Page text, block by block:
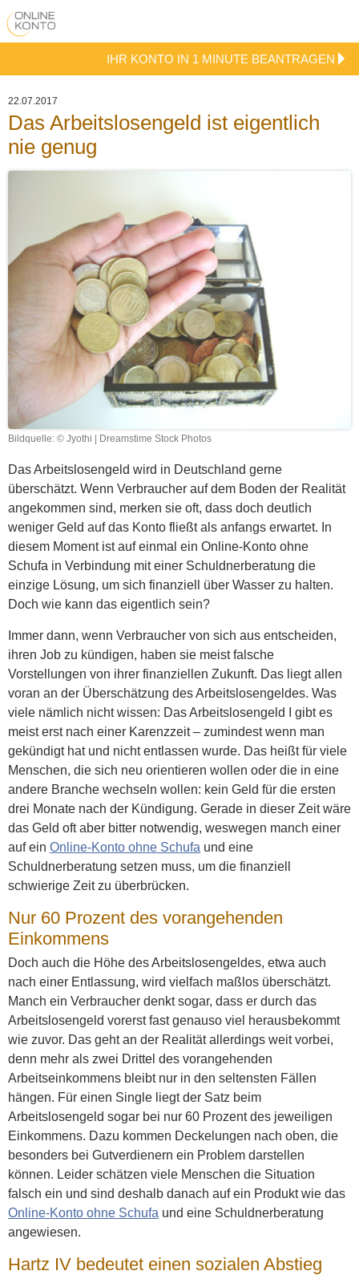
IHR KONTO IN 1 MINUTE BEANTRAGEN
22.07.2017
Das Arbeitslosengeld ist eigentlich
nie genug
Bildquelle: © Jyothi | Dreamstime Stock Photos
Das Arbeitslosengeld wird in Deutschland gerne
überschätzt. Wenn Verbraucher auf dem Boden der Realität
angekommen sind, merken sie oft, dass doch deutlich
weniger Geld auf das Konto fließt als anfangs erwartet. In
diesem Moment ist auf einmal ein Online-Konto ohne
Schufa in Verbindung mit einer Schuldnerberatung die
einzige Lösung, um sich finanziell über Wasser zu halten.
Doch wie kann das eigentlich sein?
Immer dann, wenn Verbraucher von sich aus entscheiden,
ihren Job zu kündigen, haben sie meist falsche
Vorstellungen von ihrer finanziellen Zukunft. Das liegt allen
voran an der Überschätzung des Arbeitslosengeldes. Was
viele nämlich nicht wissen: Das Arbeitslosengeld I gibt es
meist erst nach einer Karenzzeit – zumindest wenn man
gekündigt hat und nicht entlassen wurde. Das heißt für viele
Menschen, die sich neu orientieren wollen oder die in eine
andere Branche wechseln wollen: kein Geld für die ersten
drei Monate nach der Kündigung. Gerade in dieser Zeit wäre
das Geld oft aber bitter notwendig, weswegen manch einer
auf ein Online-Konto ohne Schufa und eine
Schuldnerberatung setzen muss, um die finanziell
schwierige Zeit zu überbrücken.
Nur 60 Prozent des vorangehenden
Einkommens
Doch auch die Höhe des Arbeitslosengeldes, etwa auch
nach einer Entlassung, wird vielfach maßlos überschätzt.
Manch ein Verbraucher denkt sogar, dass er durch das
Arbeitslosengeld vorerst fast genauso viel herausbekommt
wie zuvor. Das geht an der Realität allerdings weit vorbei,
denn mehr als zwei Drittel des vorangehenden
Arbeitseinkommens bleibt nur in den seltensten Fällen
hängen. Für einen Single liegt der Satz beim
Arbeitslosengeld sogar bei nur 60 Prozent des jeweiligen
Einkommens. Dazu kommen Deckelungen nach oben, die
besonders bei Gutverdienern ein Problem darstellen
können. Leider schätzen viele Menschen die Situation
falsch ein und sind deshalb danach auf ein Produkt wie das
Online-Konto ohne Schufa und eine Schuldnerberatung
angewiesen.
Hartz IV bedeutet einen sozialen Abstieg